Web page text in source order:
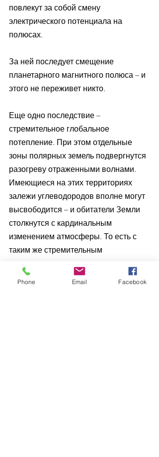
повлекут за собой смену
электрического потенциала на
полюсах.
За ней последует смещение
планетарного магнитного полюса – и
этого не переживет никто.
Еще одно последствие –
стремительное глобальное
потепление. При этом отдельные
зоны полярных земель подвергнутся
разогреву отраженными волнами.
Имеющиеся на этих территориях
залежи углеводородов вполне могут
высвободится – и обитатели Земли
столкнутся с кардинальным
изменением атмосферы. То есть с
таким же стремительным
Phone Email Facebook